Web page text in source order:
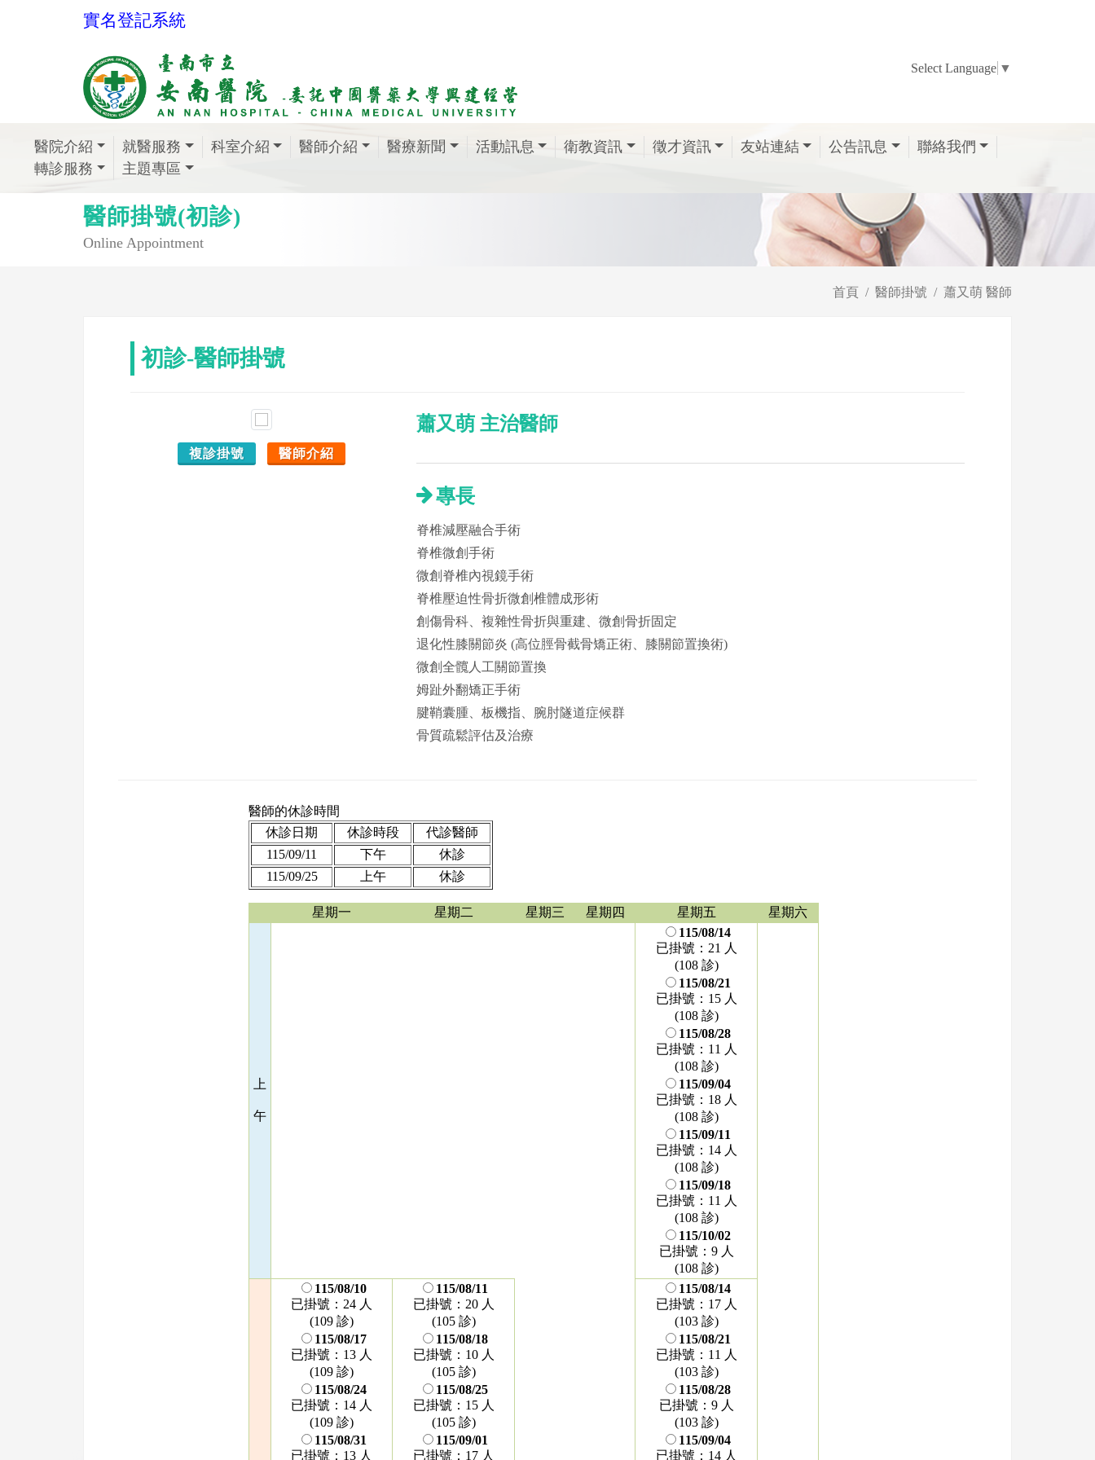
實名登記系統
Select Language ▼
醫院介紹 就醫服務 科室介紹 醫師介紹 醫療新聞 活動訊息 衛教資訊 徵才資訊 友站連結 公告訊息
聯絡我們
轉診服務
主題專區
醫師掛號(初診)
Online Appointment
首頁 醫師掛號 蕭又萌 醫師
初診-醫師掛號
複診掛號 醫師介紹
蕭又萌 主治醫師
專長
脊椎減壓融合手術
脊椎微創手術
微創脊椎內視鏡手術
脊椎壓迫性骨折微創椎體成形術
創傷骨科、複雜性骨折與重建、微創骨折固定
退化性膝關節炎 (高位脛骨截骨矯正術、膝關節置換術)
微創全髖人工關節置換
姆趾外翻矯正手術
腱鞘囊腫、板機指、腕肘隧道症候群
骨質疏鬆評估及治療